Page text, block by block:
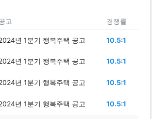
고 경쟁률
년 1분기 행복주택 공고 10.5:1
년 1분기 행복주택 공고 10.5:1
년 1분기 행복주택 공고 10.5:1
년 1분기 행복주택 공고 10.5:1